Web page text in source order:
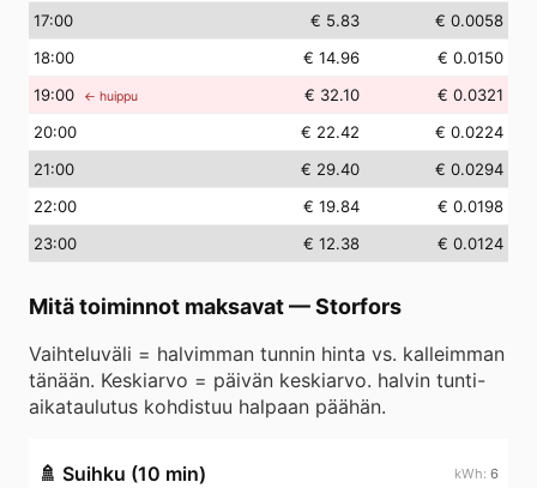
17:00 € 5.83
€ 0.0058
18:00 € 14.96
€ 0.0150
19:00 ← huippu € 32.10
€ 0.0321
20:00 € 22.42
€ 0.0224
21:00 € 29.40
€ 0.0294
22:00 € 19.84
€ 0.0198
23:00 € 12.38 € 0.0124
Mitä toiminnot maksavat—Storfors
Vaihteluväli = halvimman tunnin hinta vs. kalleimman
tänään. Keskiarvo = päivän keskiarvo. halvin tunti-
aikataulutus kohdistuu halpaan päähän.
🚿 Suihku (10 min) 6